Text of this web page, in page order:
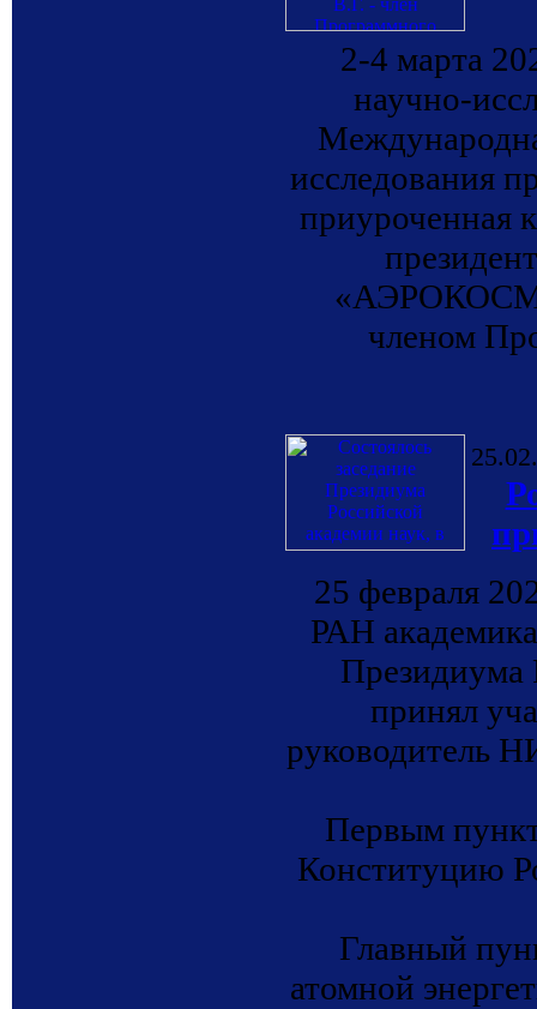
2-4 марта
научно-
исследования
приуроченная
членом
25 февраля
РАН
Президиума
принял
Первым
Конституцию
Главный
атомной